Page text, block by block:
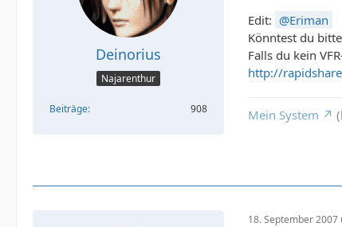
Deinorius
Najarenthur
Beiträge 908
Edit:
Eriman
Könntest du
Falls du kein
http://
Mein System
18. September 2007